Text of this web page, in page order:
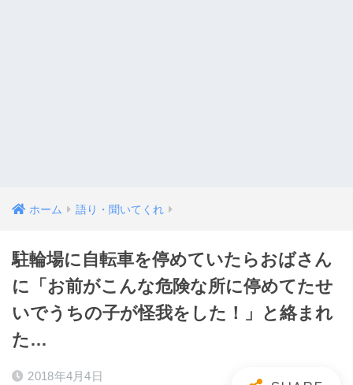
ホーム 語り・聞いてくれ
駐輪場に自転車を停めていたらおばさん
に「お前がこんな危険な所に停めてたせ
いでうちの子が怪我をした！」と絡まれ
た…
2018年4月4日